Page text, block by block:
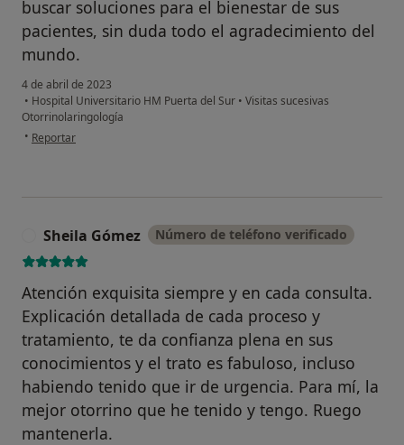
buscar soluciones para el bienestar de sus
pacientes, sin duda todo el agradecimiento del
mundo.
4 de abril de 2023
• Hospital Universitario HM Puerta del Sur • Visitas sucesivas
Otorrinolaringología
• en opinión del usuario FT
Reportar
Sheila Gómez Número de teléfono verificado
Atención exquisita siempre y en cada consulta.
Explicación detallada de cada proceso y
tratamiento, te da confianza plena en sus
conocimientos y el trato es fabuloso, incluso
habiendo tenido que ir de urgencia. Para mí, la
mejor otorrino que he tenido y tengo. Ruego
mantenerla.